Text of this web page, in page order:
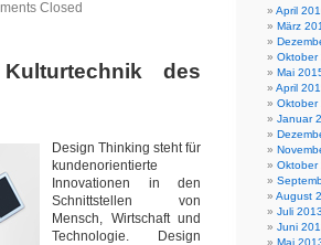
Closed
des
Design Thinking steht für
kundenorientierte
Innovationen in den
Schnittstellen von
Mensch, Wirtschaft und
Technologie. Design
April
März
Oktober
Mai
April
Oktober
Januar
Oktober
August
Juli 2013
Juni
Mai